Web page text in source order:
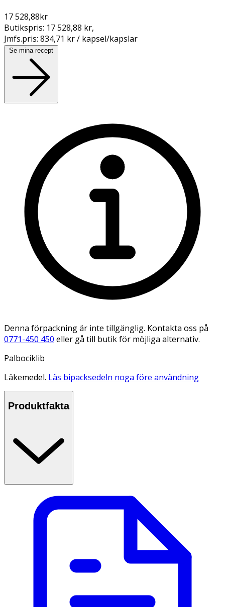
17 528,88kr
Butikspris: 17 528,88 kr,
Jmfs.pris: 834,71 kr / kapsel/kapslar
Se mina recept
Denna förpackning är inte tillgänglig. Kontakta oss på
0771-450 450 eller gå till butik för möjliga alternativ.
Palbociklib
Läkemedel. Läs bipacksedeln noga före användning
Produktfakta